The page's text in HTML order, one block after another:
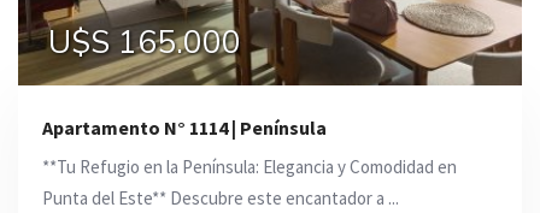
U$S 165.000
Apartamento N° 1114 | Península
**Tu Refugio en la Península: Elegancia y Comodidad en
Punta del Este** Descubre este encantador a ...